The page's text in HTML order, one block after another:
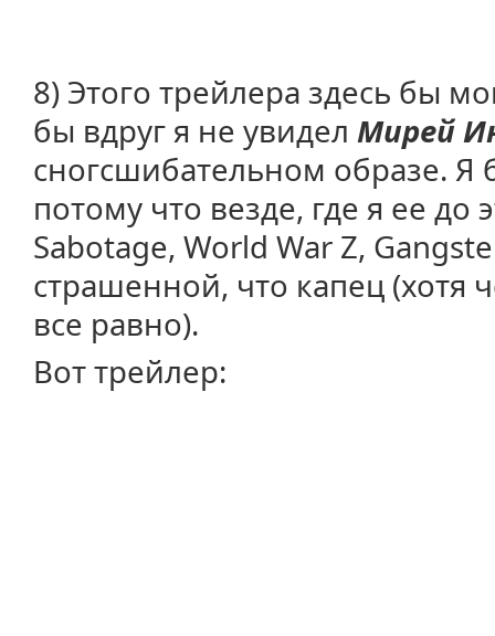
8) Этого трейлера здесь бы
бы вдруг я не увидел Мирей
сногсшибательном образе. Я
потому что везде, где я ее до
Sabotage, World War Z,
страшенной, что капец (хотя
все равно).
Вот трейлер: